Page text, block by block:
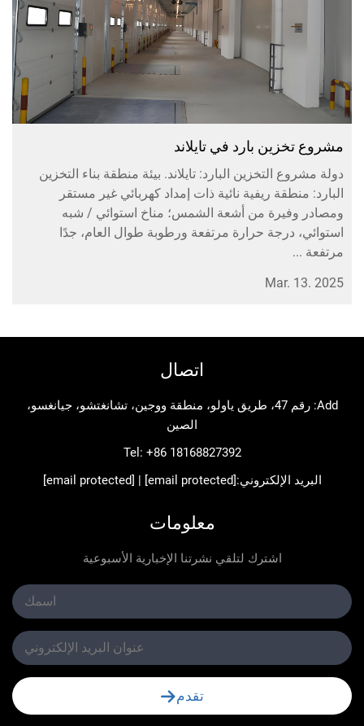
بارد في تايلاند
التخزين البارد: تايلاند. بيئة منطقة بناء التخزين
ريفية نائية ذات إمداد كهربائي غير مستقر
من أشعة الشمس؛ مناخ استوائي / شبه
درجة حرارة مرتفعة ورطوبة طوال العام، جدًا
Mar.
Add: رقم 47، طريق ياولو، منطقة ووجين، تشانغتشو، جيانغسو،
Tel:+86 18168827392
الإلكتروني:[email protected]
|
[email protected]
معلومات
اشترك لتلقي نشرتنا الإخبارية الأسبوعية